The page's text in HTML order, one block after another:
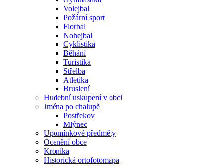
Volejbal
Požární sport
Florbal
Nohejbal
Cyklistika
Běhání
Turistika
Střelba
Atletika
Bruslení
Hudební uskupení v obci
Jména po chalupě
Postřekov
Mlýnec
Upomínkové předměty
Ocenění obce
Kronika
Historická ortofotomapa